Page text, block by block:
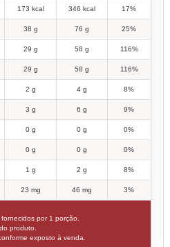
173 kcal 346 kcal 17%
38 g 76 g 25%
29 g 58 g 116%
29 g 58 g 116%
2 g 4 g 8%
3 g 6 g 9%
0 g 0 g 0%
0 g 0 g 0%
1 g 2 g 8%
23 mg 46 mg 3%
por 1 porção.
produto.
exposto à venda.